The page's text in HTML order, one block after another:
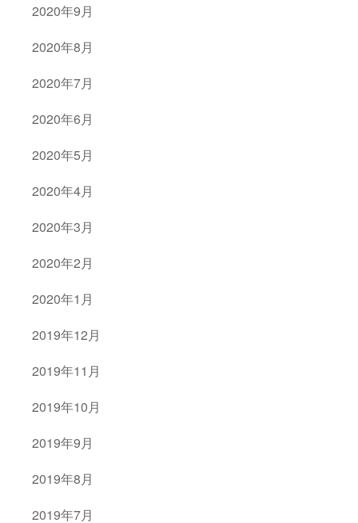
2020年9月
2020年8月
2020年7月
2020年6月
2020年5月
2020年4月
2020年3月
2020年2月
2020年1月
2019年12月
2019年11月
2019年10月
2019年9月
2019年8月
2019年7月